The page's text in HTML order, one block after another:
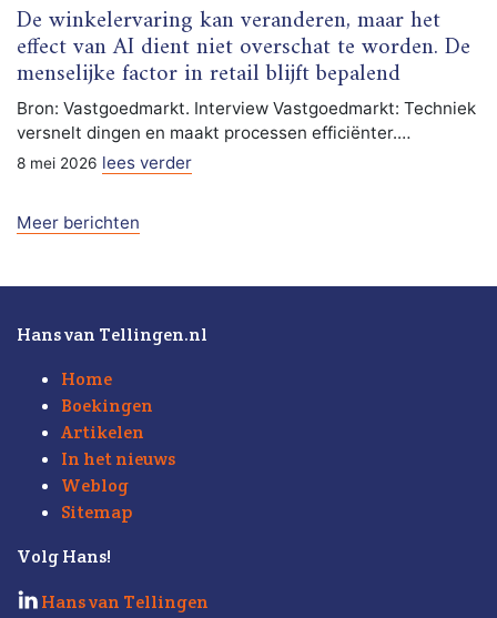
De winkelervaring kan veranderen, maar het
effect van AI dient niet overschat te worden. De
menselijke factor in retail blijft bepalend
Bron: Vastgoedmarkt. Interview Vastgoedmarkt: Techniek
versnelt dingen en maakt processen efficiënter.…
8 mei 2026 lees verder
Meer berichten
Hans van Tellingen.nl
Home
Boekingen
Artikelen
In het nieuws
Weblog
Sitemap
Volg Hans!
Hans van Tellingen